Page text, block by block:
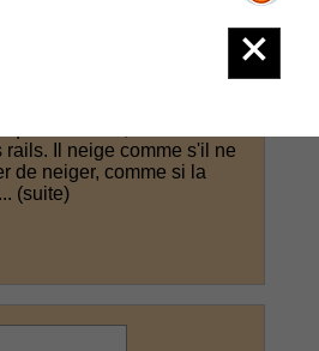
Il neige comme s'il ne
de neiger, comme si la
(suite)